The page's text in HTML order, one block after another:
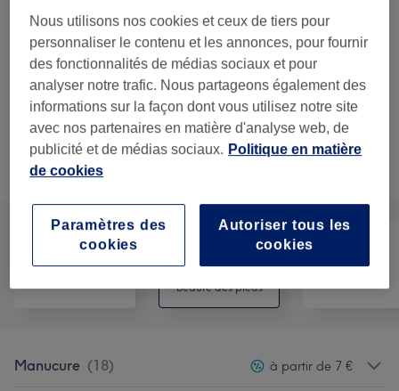
Mains - Pose de vernis semi-
permanent coloré
30 minMa prestation en détail...
25 €
27 €
Sélectionner
Voir 5 plus de prestations correspondantes...
Ce n'est pas ce que vous recherchiez ?
Recherchez dans notre liste de prestations
Manucure et
Beauté des pieds
Manucure (18) à partir de 7 €
Nous utilisons nos cookies et ceux de tiers pour
personnaliser le contenu et les annonces, pour fournir
des fonctionnalités de médias sociaux et pour
analyser notre trafic. Nous partageons également des
informations sur la façon dont vous utilisez notre site
avec nos partenaires en matière d'analyse web, de
publicité et de médias sociaux. Politique en matière
de cookies
Autoriser tous les
cookies
Paramètres des
cookies